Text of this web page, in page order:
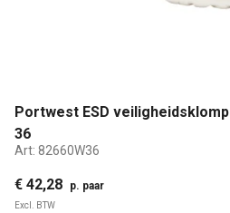
Portwest ESD
36
Art: 82660W36
€ 42,28 p. paar
Excl. BTW